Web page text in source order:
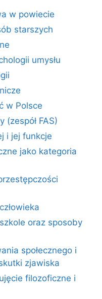
w powiecie
starszych
umysłu
w Polsce
(zespół FAS)
i jej funkcje
jako kategoria
oraz sposoby
społecznego i
zjawiska
filozoficzne i